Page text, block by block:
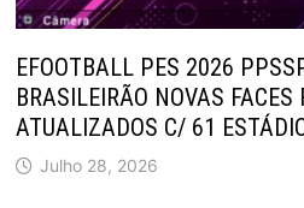
EFOOTBALL PES 2026
BRASILEIRÃO NOVAS
ATUALIZADOS C/ 61
Julho 28, 2026